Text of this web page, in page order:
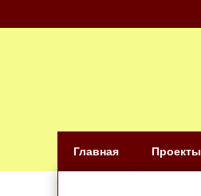
Главная Проекты